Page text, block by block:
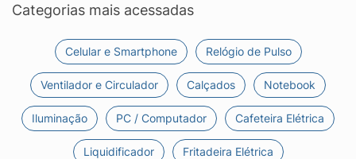
Categorias mais acessadas
Celular e Smartphone Relógio de Pulso
Ventilador e Circulador Calçados Notebook
Iluminação PC / Computador Cafeteira Elétrica
Liquidificador Fritadeira Elétrica